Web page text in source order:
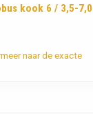
kook 6 / 3,5-7,0
naar de exacte